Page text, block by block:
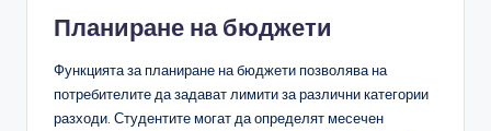
Планиране на бюджети
Функцията за планиране на бюджети позволява на
потребителите да задават лимити за различни категории
разходи. Студентите могат да определят месечен